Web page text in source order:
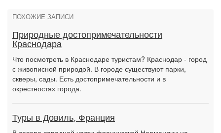
ПОХОЖИЕ ЗАПИСИ
Природные достопримечательности
Краснодара
Что посмотреть в Краснодаре туристам? Краснодар - город
с живописной природой. В городе существуют парки,
скверы, сады. Есть достопримечательности и в
окрестностях города.
Туры в Довиль, Франция